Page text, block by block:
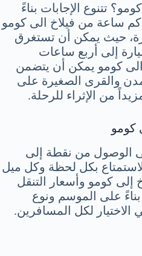
تتنوع الإجابات بناءً
كم ساعة من فيلاخ الى كومو
حيث يمكن أن تستغرق
إلى أربع ساعات
الى كومو يمكن أن يتضمن
والقرى الصغيرة على
من الإثراء للرحلة.
كومو
الوصول من نقطة إلى
بكل لحظة وكل ميل
إلى كومو وأسعار التنقل
على الموسم ونوع
الاختيار لكل المسافرين.